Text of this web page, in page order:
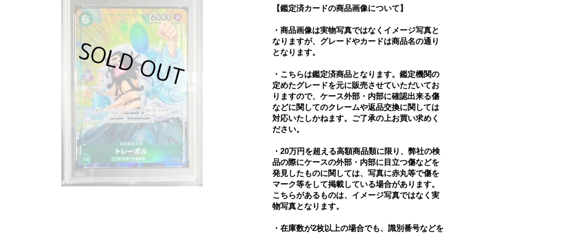
【鑑定済カードの商品画像について】
・商品画像は実物写真ではなくイメージ写真と
なりますが、グレードやカードは商品名の通り
となります。
・こちらは鑑定済商品となります。鑑定機関の
定めたグレードを元に販売させていただいてお
りますので、ケース外部・内部に確認出来る傷
などに関してのクレームや返品交換に関しては
対応いたしかねます。ご了承の上お買い求めく
ださい。
・20万円を超える高額商品類に限り、弊社の検
品の際にケースの外部・内部に目立つ傷などを
発見したものに関しては、写真に赤丸等で傷を
マーク等をして掲載している場合があります。
こちらがあるものは、イメージ写真ではなく実
物写真となります。
・在庫数が2枚以上の場合でも、識別番号などを